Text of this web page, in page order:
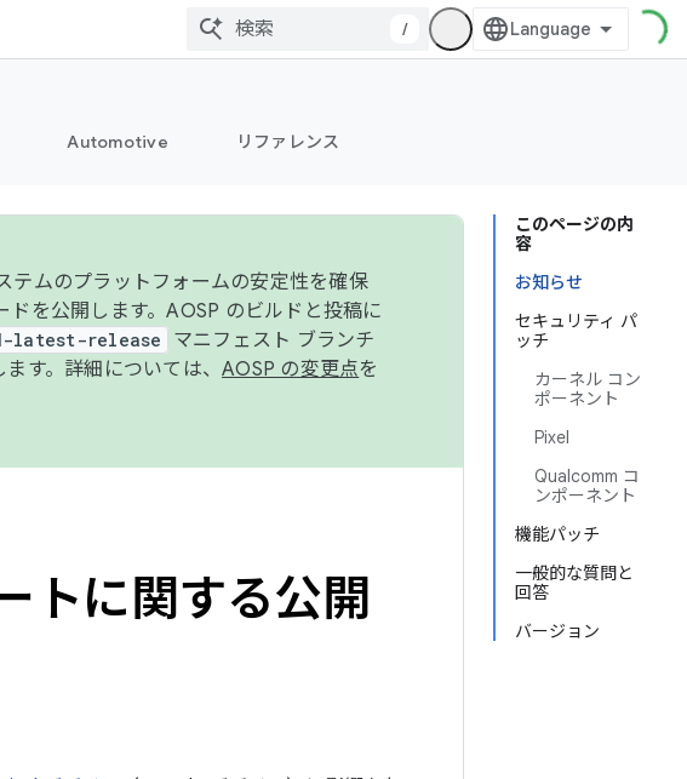
/
Automotive リファレンス
このページの内
容
お知らせ
セキュリティ パ
ッチ
カーネル コン
ポーネント
Pixel
Qualcomm コ
ンポーネント
機能パッチ
一般的な質問と
回答
バージョン
テムのプラットフォームの安定性を確保
を公開します。AOSP のビルドと投稿に
latest-release
マニフェスト ブランチ
す。詳細については、 AOSP の変更点を
トに関する公開